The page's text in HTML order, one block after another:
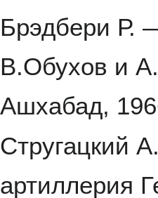
Брэдбери Р.
В.Обухов и
Ашхабад,
Стругацкий
артиллерия